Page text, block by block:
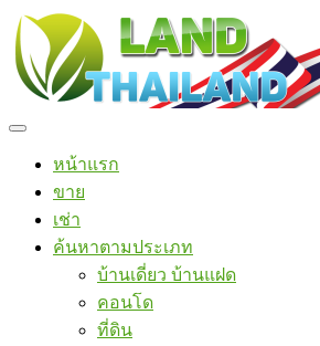
หน้าแรก
ขาย
เช่า
ค้นหาตามประเภท
บ้านเดี่ยว บ้านแฝด
คอนโด
ที่ดิน